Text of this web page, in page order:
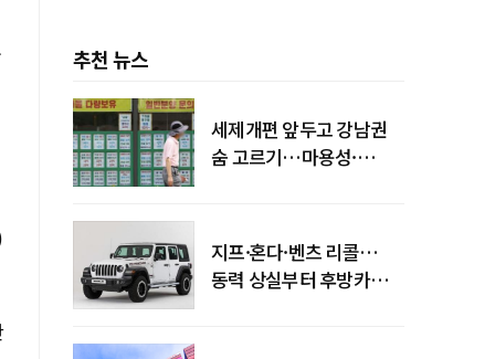
추천 뉴스
세제개편 앞두고 강남권
숨 고르기…마용성·
지프·혼다·벤츠 리콜…
동력 상실부터 후방카메라